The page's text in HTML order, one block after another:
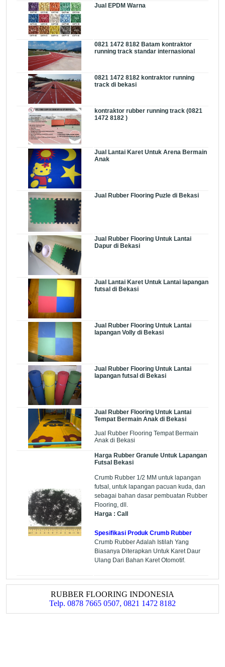
Jual EPDM Warna
0821 1472 8182 Batam kontraktor
running track standar internasional
0821 1472 8182 kontraktor running
track di bekasi
kontraktor rubber running track (0821
1472 8182 )
Jual Lantai Karet Untuk Arena Bermain
Anak
Jual Rubber Flooring Puzle di Bekasi
Jual Rubber Flooring Untuk Lantai
Dapur di Bekasi
Jual Lantai Karet Untuk Lantai lapangan
futsal di Bekasi
Jual Rubber Flooring Untuk Lantai
lapangan Volly di Bekasi
Jual Rubber Flooring Untuk Lantai
lapangan futsal di Bekasi
Jual Rubber Flooring Untuk Lantai
Tempat Bermain Anak di Bekasi
Jual Rubber Flooring Tempat Bermain
Anak di Bekasi
Harga Rubber Granule Untuk Lapangan
Futsal Bekasi
Crumb Rubber 1/2 MM untuk lapangan
futsal, untuk lapangan pacuan kuda, dan
sebagai bahan dasar pembuatan Rubber
Flooring, dll.
Harga : Call
Spesifikasi Produk Crumb Rubber
Crumb Rubber Adalah Istilah Yang
Biasanya Diterapkan Untuk Karet Daur
Ulang Dari Bahan Karet Otomotif.
RUBBER FLOORING INDONESIA
Telp. 0878 7665 0507, 0821 1472 8182